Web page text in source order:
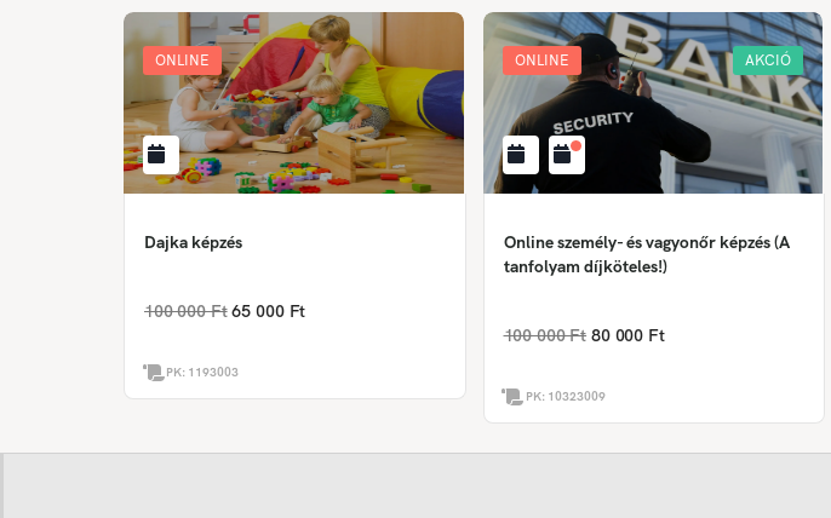
ONLINE
Dajka képzés
100 000 Ft 65 000 Ft
PK: 1193003
ONLINE AKCIÓ
Online személy- és vagyonőr képzés (A
tanfolyam díjköteles!)
100 000 Ft 80 000 Ft
PK: 10323009